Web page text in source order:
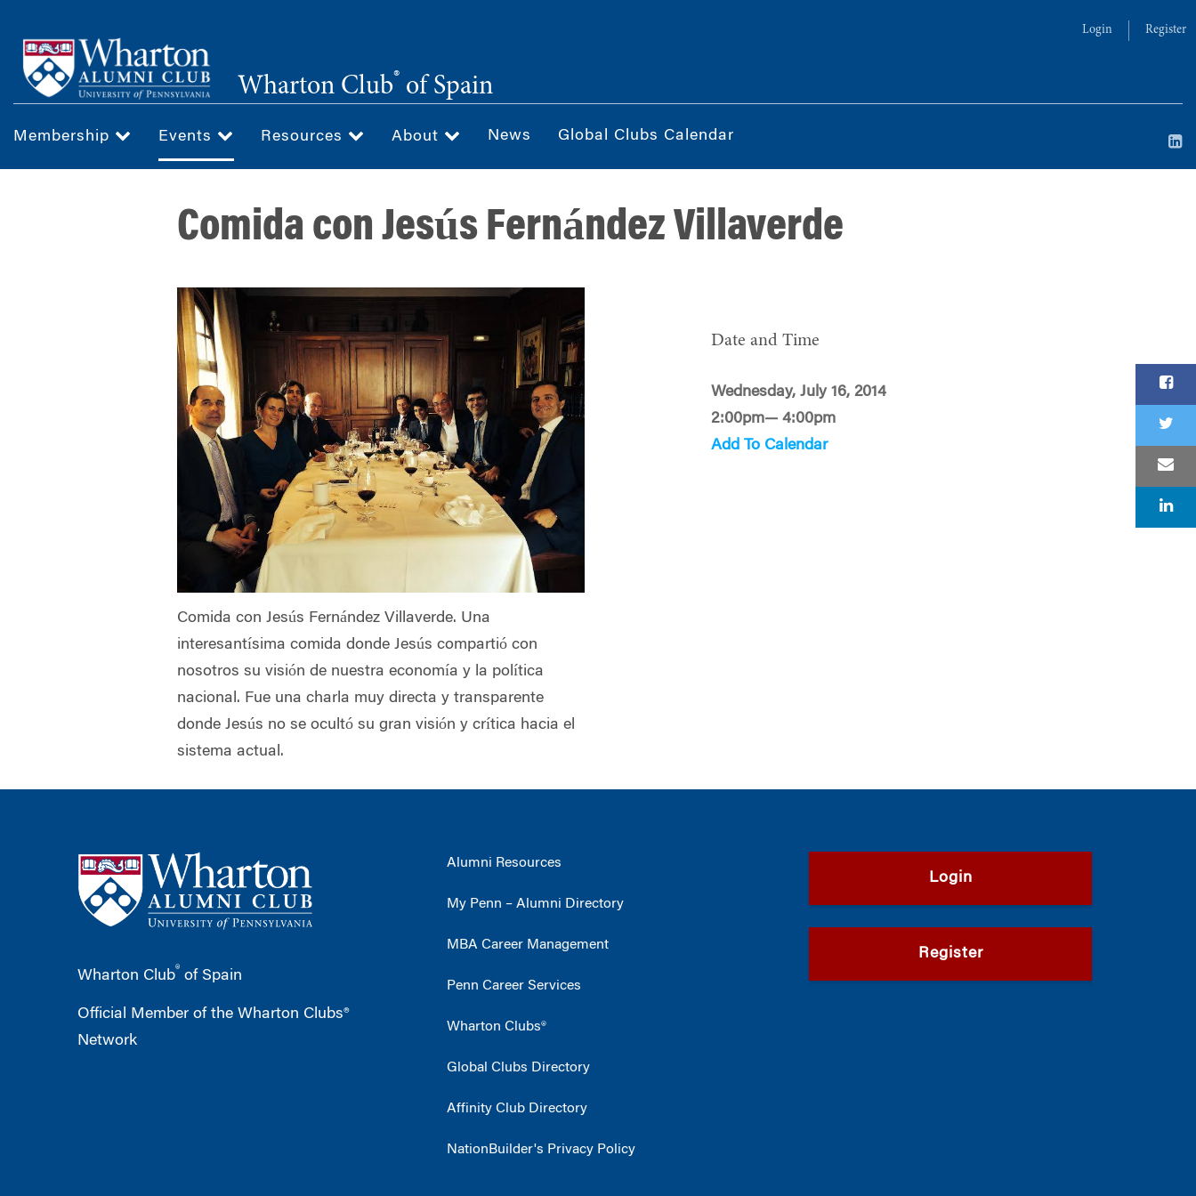
main
content
Login Register
Wharton Club® of Spain
Membership Events Resources About News Global Clubs Calendar
Comida con Jesús Fernández Villaverde
Comida con Jesús Fernández Villaverde. Una
interesantísima comida donde Jesús compartió con
nosotros su visión de nuestra economía y la política
nacional. Fue una charla muy directa y transparente
donde Jesús no se ocultó su gran visión y crítica hacia el
sistema actual.
Date and Time
Wednesday, July 16, 2014
2:00pm— 4:00pm
Add To Calendar
Wharton Club® of Spain
Official Member of the Wharton Clubs®
Network
Alumni Resources
My Penn – Alumni Directory
MBA Career Management
Penn Career Services
Wharton Clubs®
Global Clubs Directory
Affinity Club Directory
NationBuilder's Privacy Policy
Login
Register